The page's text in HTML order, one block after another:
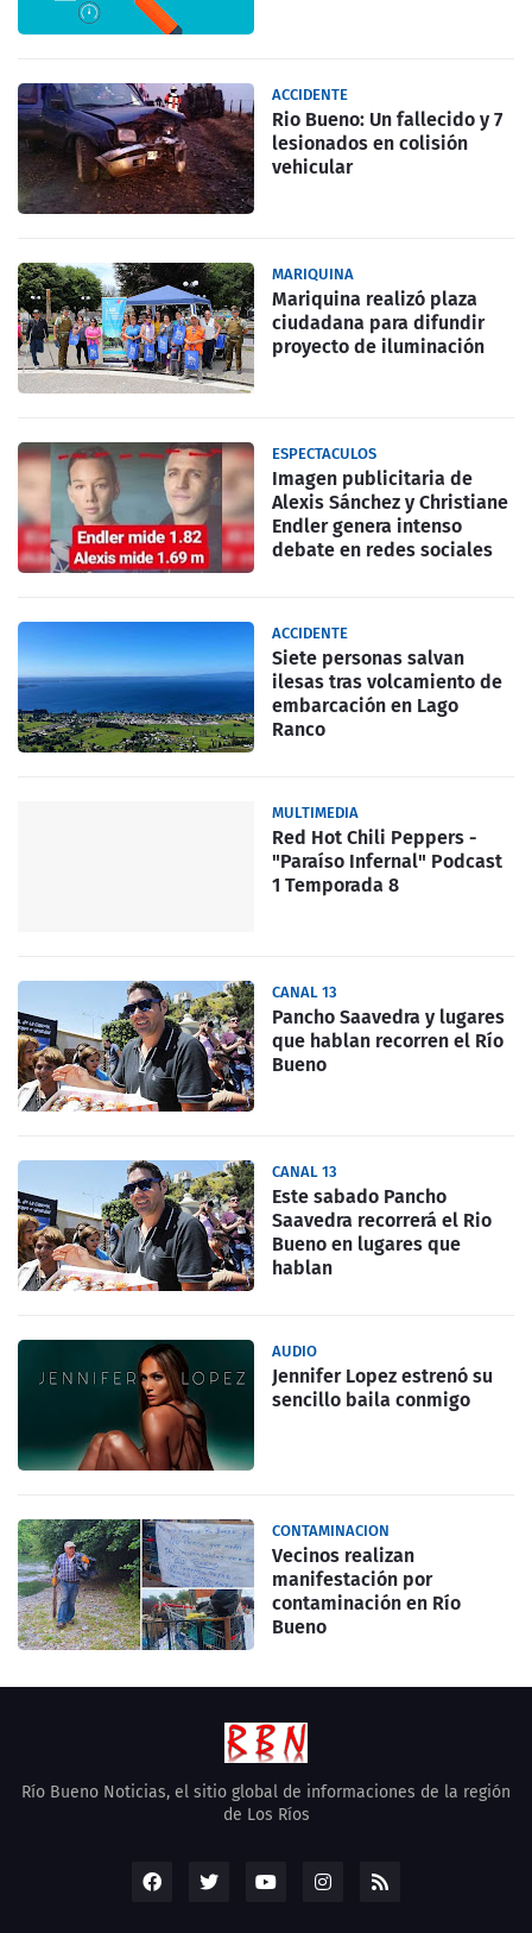
ACCIDENTE
Rio Bueno: Un fallecido y 7
lesionados en colisión
vehicular
MARIQUINA
Mariquina realizó plaza
ciudadana para difundir
proyecto de iluminación
ESPECTACULOS
Imagen publicitaria de
Alexis Sánchez y Christiane
Endler genera intenso
debate en redes sociales
ACCIDENTE
Siete personas salvan
ilesas tras volcamiento de
embarcación en Lago
Ranco
MULTIMEDIA
Red Hot Chili Peppers -
"Paraíso Infernal" Podcast
1 Temporada 8
CANAL 13
Pancho Saavedra y lugares
que hablan recorren el Río
Bueno
CANAL 13
Este sabado Pancho
Saavedra recorrerá el Rio
Bueno en lugares que
hablan
AUDIO
Jennifer Lopez estrenó su
sencillo baila conmigo
CONTAMINACION
Vecinos realizan
manifestación por
contaminación en Río
Bueno
Río Bueno Noticias, el sitio global de informaciones de la región
de Los Ríos